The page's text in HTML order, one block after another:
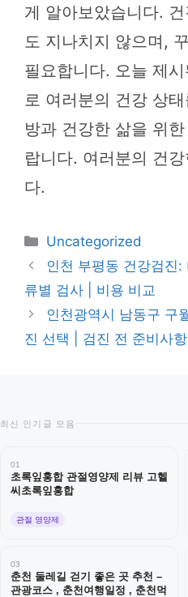
게 알아보았습니다.
도 지나치지 않으며,
필요합니다. 오늘 제
로 여러분의 건강 상
방과 건강한 삶을 위
랍니다. 여러분의 건
다.
카
테
리
Uncategorized
인천 부평동 건강검진
류별 검사 | 비용 비교
인천광역시 남동구 구
진 선택 | 검진 전 준비사
최신 인기글 모음
01
초록잎홍합 관절영양제 리뷰 고헬
씨초록잎홍합
관절 영양제
03
춘천 둘레길 걷기 좋은 곳 추천 –
관광코스 , 춘천여행일정 , 춘천먹